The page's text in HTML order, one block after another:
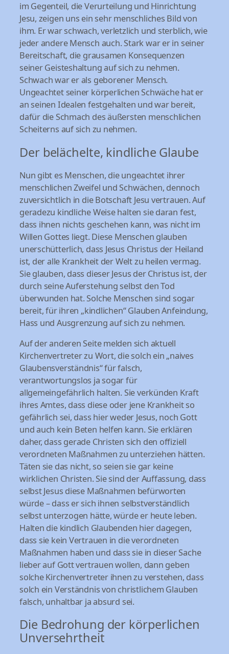
im Gegenteil, die Verurteilung und Hinrichtung
Jesu, zeigen uns ein sehr menschliches Bild von
ihm. Er war schwach, verletzlich und sterblich, wie
jeder andere Mensch auch. Stark war er in seiner
Bereitschaft, die grausamen Konsequenzen
seiner Geisteshaltung auf sich zu nehmen.
Schwach war er als geborener Mensch.
Ungeachtet seiner körperlichen Schwäche hat er
an seinen Idealen festgehalten und war bereit,
dafür die Schmach des äußersten menschlichen
Scheiterns auf sich zu nehmen.
Der belächelte, kindliche Glaube
Nun gibt es Menschen, die ungeachtet ihrer
menschlichen Zweifel und Schwächen, dennoch
zuversichtlich in die Botschaft Jesu vertrauen. Auf
geradezu kindliche Weise halten sie daran fest,
dass ihnen nichts geschehen kann, was nicht im
Willen Gottes liegt. Diese Menschen glauben
unerschütterlich, dass Jesus Christus der Heiland
ist, der alle Krankheit der Welt zu heilen vermag.
Sie glauben, dass dieser Jesus der Christus ist, der
durch seine Auferstehung selbst den Tod
überwunden hat. Solche Menschen sind sogar
bereit, für ihren „kindlichen“ Glauben Anfeindung,
Hass und Ausgrenzung auf sich zu nehmen.
Auf der anderen Seite melden sich aktuell
Kirchenvertreter zu Wort, die solch ein „naives
Glaubensverständnis“ für falsch,
verantwortungslos ja sogar für
allgemeingefährlich halten. Sie verkünden Kraft
ihres Amtes, dass diese oder jene Krankheit so
gefährlich sei, dass hier weder Jesus, noch Gott
und auch kein Beten helfen kann. Sie erklären
daher, dass gerade Christen sich den offiziell
verordneten Maßnahmen zu unterziehen hätten.
Täten sie das nicht, so seien sie gar keine
wirklichen Christen. Sie sind der Auffassung, dass
selbst Jesus diese Maßnahmen befürworten
würde – dass er sich ihnen selbstverständlich
selbst unterzogen hätte, würde er heute leben.
Halten die kindlich Glaubenden hier dagegen,
dass sie kein Vertrauen in die verordneten
Maßnahmen haben und dass sie in dieser Sache
lieber auf Gott vertrauen wollen, dann geben
solche Kirchenvertreter ihnen zu verstehen, dass
solch ein Verständnis von christlichem Glauben
falsch, unhaltbar ja absurd sei.
Die Bedrohung der körperlichen
Unversehrtheit